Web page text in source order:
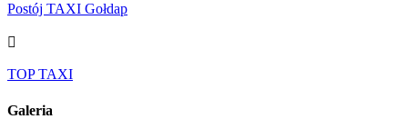
Postój TAXI Gołdap
TOP TAXI
Galeria